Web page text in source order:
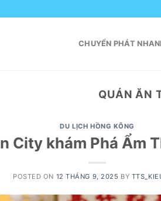
CHUYỂN PHÁT
QUÁN ĂN
DU LỊCH HỒNG KÔNG
City khám Phá Ẩm
POSTED ON 12 THÁNG 9, 2025 BY